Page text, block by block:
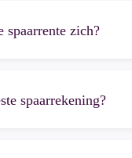
zich?
spaarrekening?